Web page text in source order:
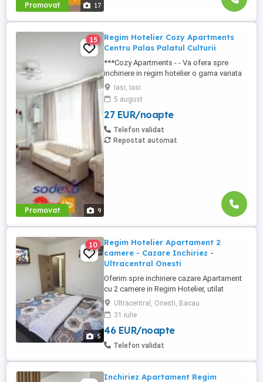
Promovat 17
Promovat 9
15
Regim Hotelier Cozy Apartments
Centru Palas Palatul Culturii
***Cozy Apartments - - Va ofera spre
inchiriere in regim hotelier o gama variata
de apartamente si garsoniere situate in
puncte cheie ale orasului doar in
complexe rezidentiale noi: *Zona Palas
Mall - Centru - Complex Lazar Residence;
*Zona Palas Mall - Centru Complex Q
Residence; *Zona Palas Mall ...
Iasi, Iasi
5 august
27 EUR/noapte
Telefon validat
Repostat automat
5
10
Regim Hotelier Apartament 2
camere - Cazare Inchiriez -
Ultracentral Onesti
Oferim spre inchiriere cazare Apartament
cu 2 camere in Regim Hotelier, utilat
modern si complet mobilat, toate
echipamentele fiind in perfecta stare de
functionare. Locatia este situata intr-o
zona Ultracentrala si usor accesibila a
orasului Onesti, oferindu-va totodata un
Ultracentral, Onesti, Bacau
31 iulie
46 EUR/noapte
Telefon validat
Inchiriez Apartament Regim